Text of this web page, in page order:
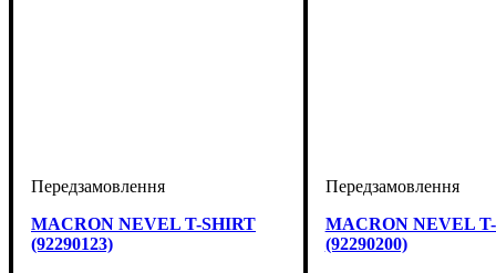
MACRON NEVEL T-SHIRT
(92290123)
MACRON NEVEL
(92290200)